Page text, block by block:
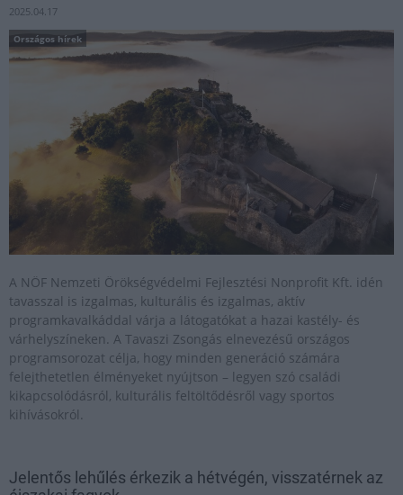
2025.04.17
Országos hírek
A NÖF Nemzeti Örökségvédelmi Fejlesztési Nonprofit Kft. idén
tavasszal is izgalmas, kulturális és izgalmas, aktív
programkavalkáddal várja a látogatókat a hazai kastély- és
várhelyszíneken. A Tavaszi Zsongás elnevezésű országos
programsorozat célja, hogy minden generáció számára
felejthetetlen élményeket nyújtson – legyen szó családi
kikapcsolódásról, kulturális feltöltődésről vagy sportos
kihívásokról.
Jelentős lehűlés érkezik a hétvégén, visszatérnek az